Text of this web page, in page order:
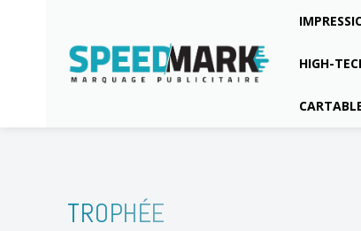
HIGH-
TROPHÉE